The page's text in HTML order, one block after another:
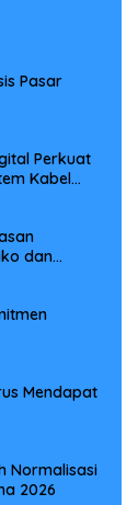
Pasar
Perkuat
Kabel
dan
Mendapat
Normalisasi
2026